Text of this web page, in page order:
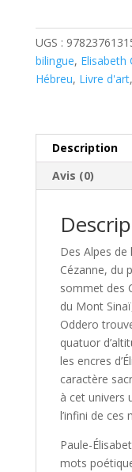
גובה
Castoriano,
UGS :
bilingue, Elisabeth
Hébreu, Livre d'art,
Description
Avis (0)
Des Alpes de
Cézanne, du
sommet des
du Mont
Oddero
quatuor
les encres
caractère
à cet univers
l’infini de ces
Paule-
mots